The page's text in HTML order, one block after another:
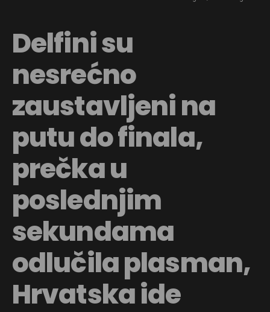
Delfini su
nesrećno
zaustavljeni na
putu do finala,
prečka u
poslednjim
sekundama
odlučila plasman,
Hrvatska ide